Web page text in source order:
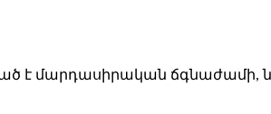
է մարդասիրական